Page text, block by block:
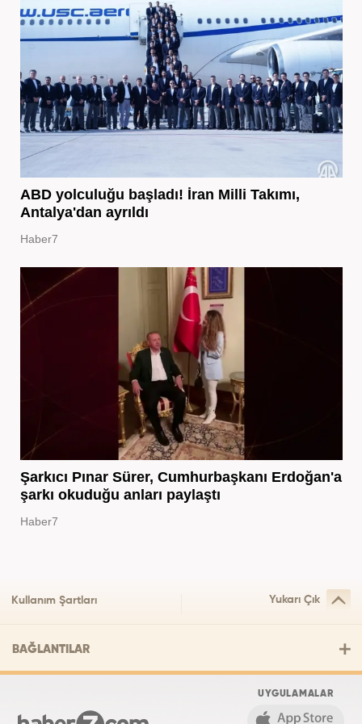
ABD yolculuğu başladı! İran Milli Takımı,
Antalya'dan ayrıldı
Haber7
Şarkıcı Pınar Sürer, Cumhurbaşkanı Erdoğan'a
şarkı okuduğu anları paylaştı
Haber7
Kullanım Şartları Yukarı Çık
BAĞLANTILAR
UYGULAMALAR